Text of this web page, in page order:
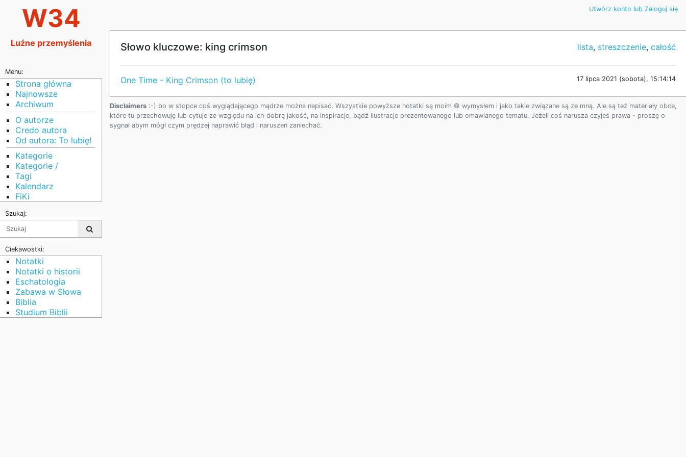
W34
Luźne przemyślenia
Menu:
Strona główna
Najnowsze
Archiwum
O autorze
Credo autora
Od autora: To lubię!
Kategorie
Kategorie /
Tagi
Kalendarz
FiKi
Szukaj:
Ciekawostki:
Notatki
Notatki o historii
Eschatologia
Zabawa w Słowa
Biblia
Studium Biblii
Utwórz konto lub Zaloguj się
Słowo kluczowe: king crimson lista, streszczenie, całość
One Time - King Crimson (to lubię) 17 lipca 2021 (sobota), 15:14:14
Disclaimers :-) bo w stopce coś wyglądającego mądrze można napisać. Wszystkie powyższe notatki są moim © wymysłem i jako takie związane są ze mną. Ale są też materiały obce,
które tu przechowuję lub cytuje ze względu na ich dobrą jakość, na inspiracje, bądź ilustracje prezentowanego lub omawianego tematu. Jeżeli coś narusza czyjeś prawa - proszę o
sygnał abym mógł czym prędzej naprawić błąd i naruszeń zaniechać.